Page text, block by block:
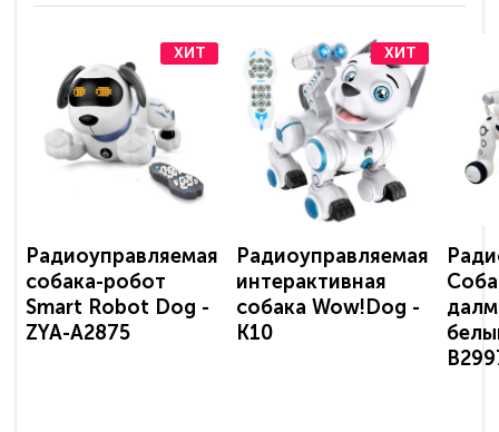
ХИТ
Радиоуправляемая
собака-робот
Smart Robot Dog -
ZYA-A2875
ХИТ
Радиоуправляемая
интерактивная
собака Wow!Dog -
K10